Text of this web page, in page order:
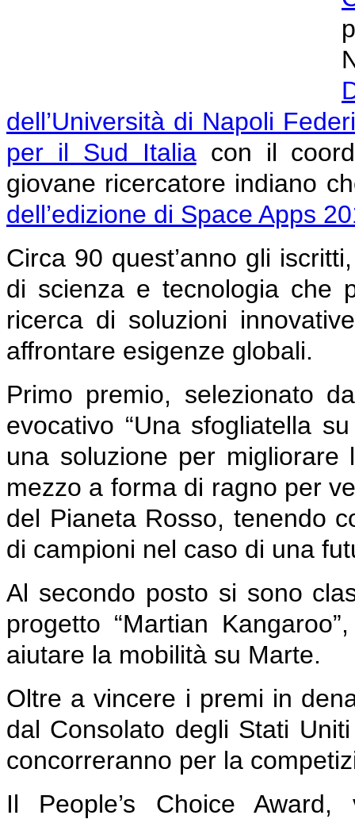
dell’Università di Napoli
per il Sud Italiacon il
giovane ricercatore indiano
dell’edizione di Space Apps
Circa 90 quest’anno gli
di scienza e tecnologia che
ricerca di soluzioni
affrontare esigenze globali.
Primo premio, selezionato
evocativo “Una sfogliatella
una soluzione per migliorare
mezzo a forma di ragno per
del Pianeta Rosso, tenendo
di campioni nel caso di una
Al secondo posto si sono
progetto “Martian
aiutare la mobilità su Marte.
Oltre a vincere i premi in
dal Consolato degli Stati
concorreranno per la
Il People’s Choice